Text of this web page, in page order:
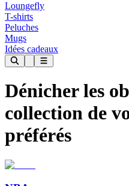
Loungefly
T-shirts
Peluches
Mugs
Idées cadeaux
Dénicher les
collection de
préférés